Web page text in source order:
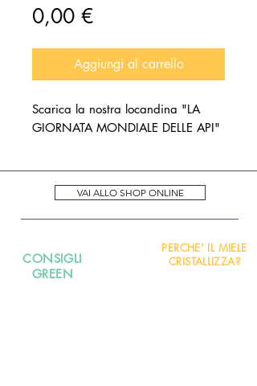
0,00 €Prezzo
Aggiungi al carrello
Scarica la nostra locandina "LA
GIORNATA MONDIALE DELLE API"
VAI ALLO SHOP ONLINE
CONSIGLI
GREEN
PERCHE' IL MIELE
CRISTALLIZZA?